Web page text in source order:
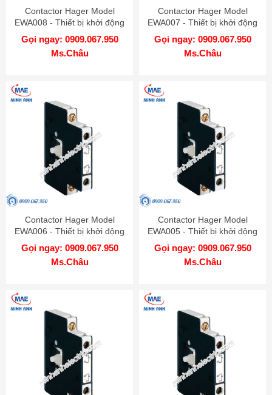
Contactor Hager Model
EWA008 - Thiết bị khởi động
từ
Gọi ngay: 0909.067.950
Ms.Châu
Contactor Hager Model
EWA007 - Thiết bị khởi động
từ
Gọi ngay: 0909.067.950
Ms.Châu
Contactor Hager Model
EWA006 - Thiết bị khởi động
từ
Gọi ngay: 0909.067.950
Ms.Châu
Contactor Hager Model
EWA005 - Thiết bị khởi động
từ
Gọi ngay: 0909.067.950
Ms.Châu